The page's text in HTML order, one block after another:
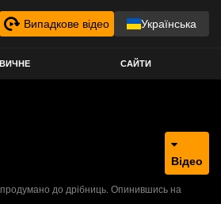
Випадкове відео Українська
САЙТИ
Відео
продумано до дрібниць. Опинившись на